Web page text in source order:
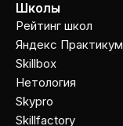
Школы
Рейтинг школ
Яндекс Практикум
Skillbox
Нетология
Skypro
Skillfactory